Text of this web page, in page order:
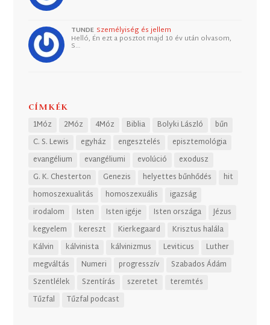
TUNDE Személyiség és jellem
Helló, Én ezt a posztot majd 10 év után olvasom,
S…
CÍMKÉK
1Móz 2Móz 4Móz Biblia Bolyki László
bűn
C. S. Lewis
egyház engesztelés
episztemológia
evangélium
evangéliumi evolúció
exodusz
G. K. Chesterton
Genezis helyettes bűnhődés
hit
homoszexualitás
homoszexuális
igazság
irodalom
Isten Isten igéje Isten országa
Jézus
kegyelem
kereszt Kierkegaard
Krisztus halála
Kálvin
kálvinista kálvinizmus Leviticus
Luther
megváltás
Numeri progresszív
Szabados Ádám
Szentlélek
Szentírás szeretet
teremtés
Tűzfal
Tűzfal podcast